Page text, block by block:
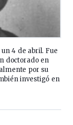
4 de abril. Fue
doctorado en
por su
investigó en